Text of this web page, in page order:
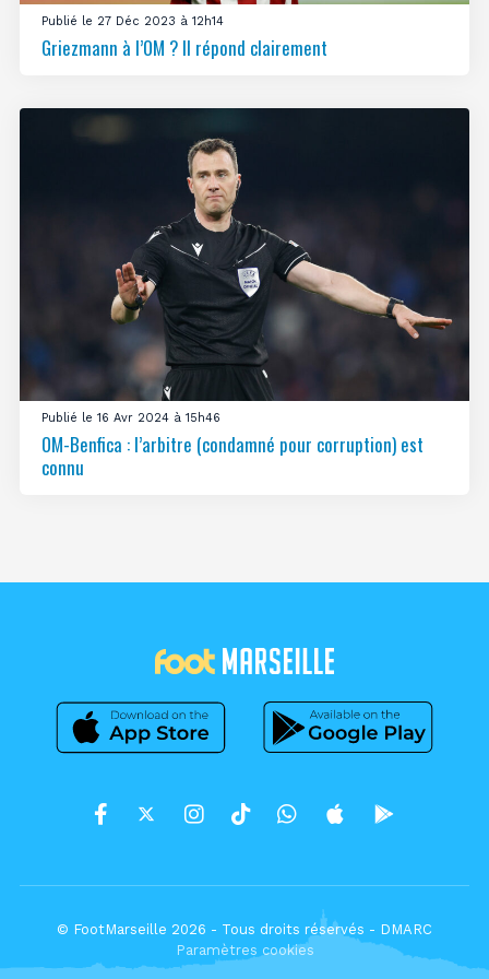
Publié le 27 Déc 2023 à 12h14
Griezmann à l’OM ? Il répond clairement
Publié le 16 Avr 2024 à 15h46
OM-Benfica : l’arbitre (condamné pour corruption) est
connu
© FootMarseille 2026 - Tous droits réservés - DMARC
Paramètres cookies